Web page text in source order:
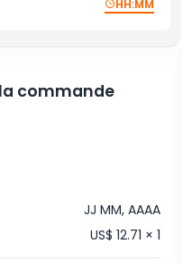
HH:MM
commande
JJ MM, AAAA
US$ 12.71 × 1